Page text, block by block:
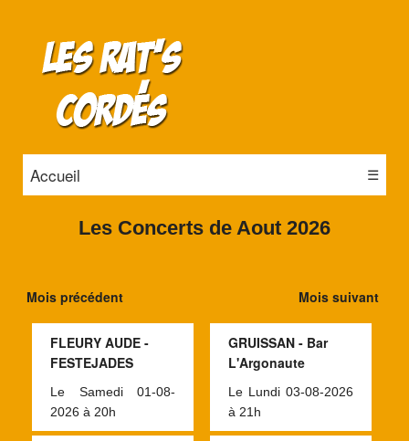
Accueil ☰
Les Concerts de Aout 2026
Mois précédent Mois suivant
FLEURY AUDE -
FESTEJADES
Le Samedi 01-08-
2026 à 20h
GRUISSAN - Bar
L'Argonaute
Le Lundi 03-08-2026
à 21h